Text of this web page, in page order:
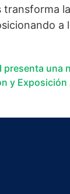
transforma
a
presenta una
y Exposición